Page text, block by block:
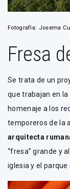
Fotografía: Josema
Fresa
Se trata de un
que trabajan en
homenaje a los
temporeros de la
arquitecta
“fresa” grande y
iglesia y el parque